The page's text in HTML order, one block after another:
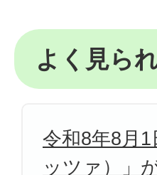
よく見ら
令和8年8月
ッツァ）」